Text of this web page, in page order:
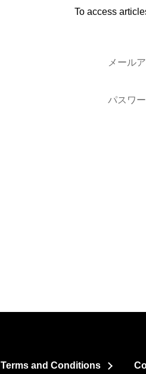
To access
メール
パスワ
Terms and Conditions